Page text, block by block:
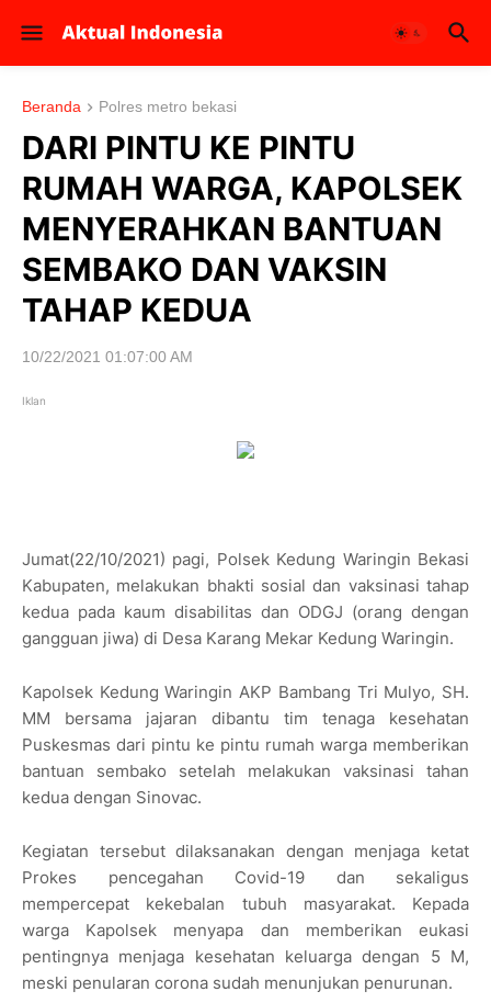
Beranda Polres metro bekasi
DARI PINTU KE PINTU
RUMAH WARGA, KAPOLSEK
MENYERAHKAN BANTUAN
SEMBAKO DAN VAKSIN
TAHAP KEDUA
10/22/2021 01:07:00 AM
Iklan
Jumat(22/10/2021) pagi, Polsek Kedung Waringin Bekasi
Kabupaten, melakukan bhakti sosial dan vaksinasi tahap
kedua pada kaum disabilitas dan ODGJ (orang dengan
gangguan jiwa) di Desa Karang Mekar Kedung Waringin.
Kapolsek Kedung Waringin AKP Bambang Tri Mulyo, SH.
MM bersama jajaran dibantu tim tenaga kesehatan
Puskesmas dari pintu ke pintu rumah warga memberikan
bantuan sembako setelah melakukan vaksinasi tahan
kedua dengan Sinovac.
Kegiatan tersebut dilaksanakan dengan menjaga ketat
Prokes pencegahan Covid-19 dan sekaligus
mempercepat kekebalan tubuh masyarakat. Kepada
warga Kapolsek menyapa dan memberikan eukasi
pentingnya menjaga kesehatan keluarga dengan 5 M,
meski penularan corona sudah menunjukan penurunan.